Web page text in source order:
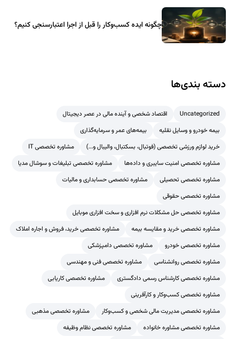
چگونه ایده کسب‌وکار را قبل از اجرا اعتبارسنجی کنیم؟
دسته بندی‌ها
Uncategorized
اقتصاد شخصی و آینده مالی در عصر دیجیتال
بیمه خودرو و وسایل نقلیه
بیمه‌های عمر و سرمایه‌گذاری
خرید لوازم ورزشی تخصصی (فوتبال، بسکتبال، والیبال و...)
مشاوره تخصصی IT
مشاوره تخصصی امنیت سایبری و داده‌ها
مشاوره تخصصی تبلیغات و سوشال مدیا
مشاوره تخصصی تحصیلی
مشاوره تخصصی حسابداری و مالیات
مشاوره تخصصی حقوقی
مشاوره تخصصی حل مشکلات نرم افزاری و سخت افزاری موبایل
مشاوره تخصصی خرید و مقایسه بیمه
مشاوره تخصصی خرید، فروش و اجاره املاک
مشاوره تخصصی خودرو
مشاوره تخصصی دامپزشکی
مشاوره تخصصی روانشناسی
مشاوره تخصصی فنی و مهندسی
مشاوره تخصصی کارشناس رسمی دادگستری
مشاوره تخصصی کاریابی
مشاوره تخصصی کسب‌وکار و کارآفرینی
مشاوره تخصصی مدیریت مالی شخصی و کسب‌وکار
مشاوره تخصصی مذهبی
مشاوره تخصصی مشاوره خانواده
مشاوره تخصصی نظام وظیفه